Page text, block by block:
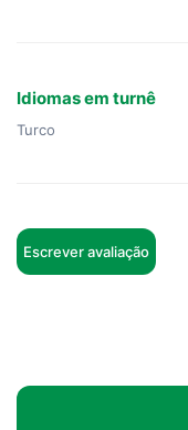
Idiomas em turnê
Turco
Escrever avaliação